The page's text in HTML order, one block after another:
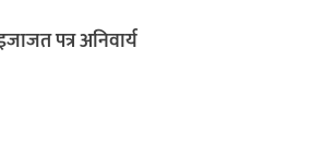
पत्र अनिवार्य